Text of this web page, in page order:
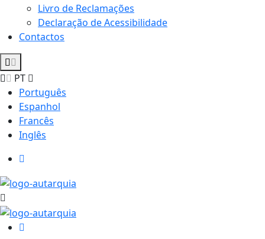
Livro de Reclamações
Declaração de Acessibilidade
Contactos
PT
Português
Espanhol
Francês
Inglês